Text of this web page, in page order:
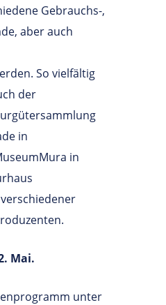
Gebrauchs-,
aber auch
So vielfältig
der
in
in
Mai.
unter